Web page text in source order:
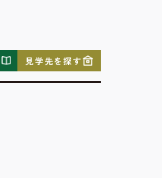
見学先を探す